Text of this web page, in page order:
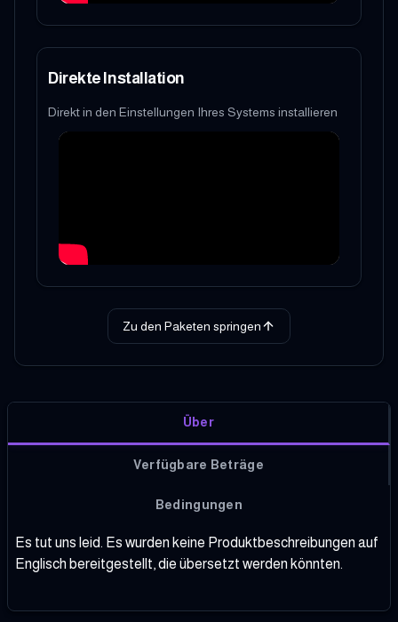
Direkte Installation
Direkt in den Einstellungen Ihres Systems installieren
Zu den Paketen springen
Über
Verfügbare Beträge
Bedingungen
Es tut uns leid. Es wurden keine Produktbeschreibungen auf
Englisch bereitgestellt, die übersetzt werden könnten.